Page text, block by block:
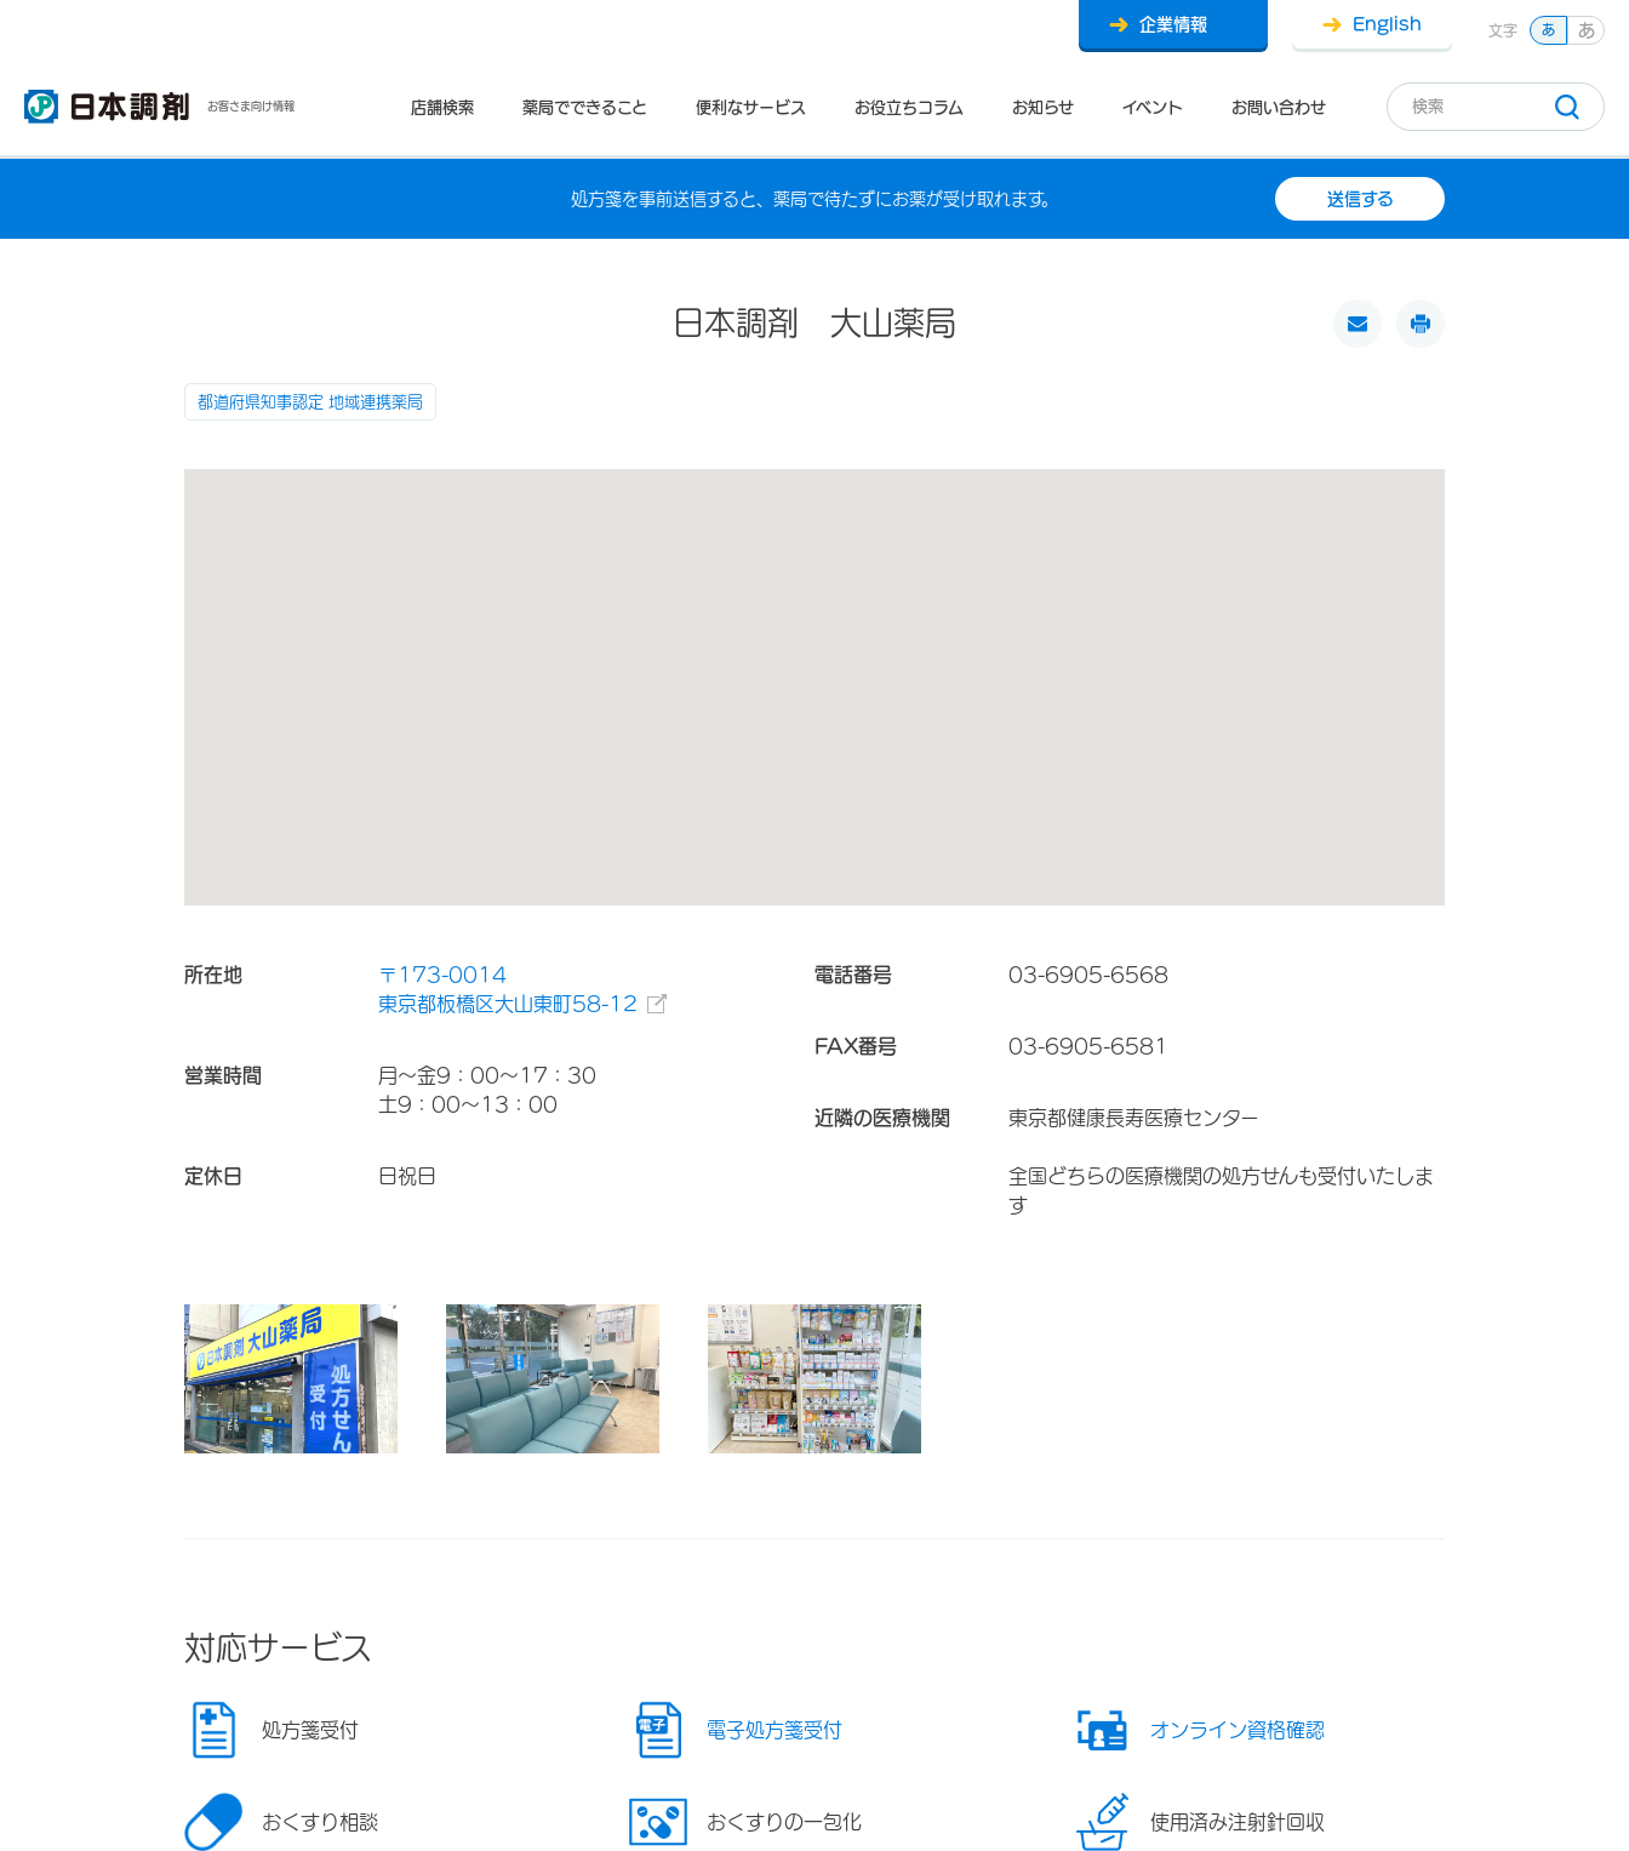
お客さま向け情報 店舗検索 薬局でできること 便利なサービス お役立ちコラム お知らせ イベント お問い合わせ
企業情報 English 文字 あ あ
処方箋を事前送信すると、薬局で待たずにお薬が受け取れます。 送信する
日本調剤 大山薬局
都道府県知事認定 地域連携薬局
所在地
〒173-0014
東京都板橋区大山東町58-12
営業時間
月～金9：00～17：30
土9：00～13：00
定休日 日祝日
電話番号 03-6905-6568
FAX番号 03-6905-6581
近隣の医療機関 東京都健康長寿医療センター
全国どちらの医療機関の処方せんも受付いたしま
す
対応サービス
処方箋受付 電子処方箋受付 オンライン資格確認
おくすり相談 おくすりの一包化 使用済み注射針回収